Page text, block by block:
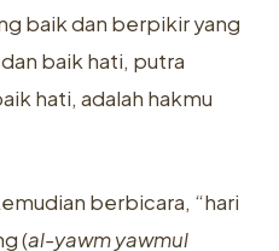
baik dan berpikir yang
baik hati, putra
hati, adalah hakmu
berbicara, “hari
(al-yawm yawmul